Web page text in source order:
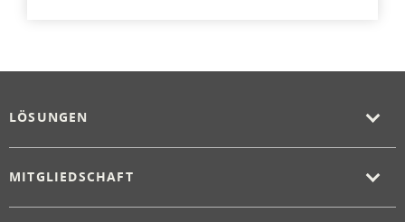
LÖSUNGEN
MITGLIEDSCHAFT